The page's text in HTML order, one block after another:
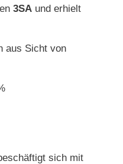
3SA und erhielt
aus Sicht von
sich mit